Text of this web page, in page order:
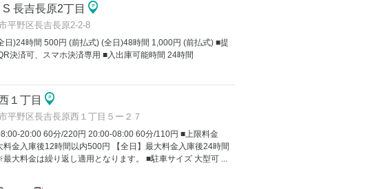
長吉長原2丁目
平野区長吉長原2-2-8
日)24時間 500円 (前払式) (全日)48時間 1,000円 (前払式) ■提
決済可、スマホ決済専用 ■入出庫可能時間 24時間
１丁目
平野区長吉長原西１丁目５ー２７
20:00 60分/220円 20:00-08:00 60分/110円 ■上限料金
料金入庫後12時間以内500円 【全日】最大料金入庫後24時間
大料金は繰り返し適用となります。 ■駐車サイズ 大型可 ...